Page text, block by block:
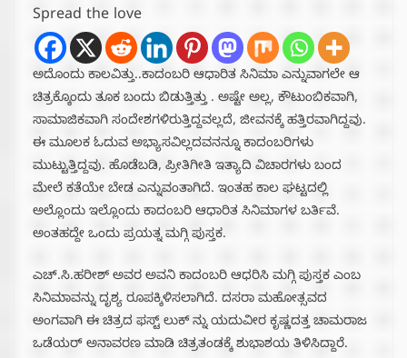
Spread the love
ಅದೊಂದು ಕಾಲವಿತ್ತು..ಕಾದಂಬರಿ ಆಧಾರಿತ ಸಿನಿಮಾ ಎನ್ನುವಾಗಲೇ ಆ
ಚಿತ್ರಕ್ಕೊಂದು ತೂಕ ಬಂದು ಬಿಡುತ್ತಿತ್ತು . ಅಷ್ಟೇ ಅಲ್ಲ, ಕೌಟುಂಬಿಕವಾಗಿ,
ಸಾಮಾಜಿಕವಾಗಿ ಸಂದೇಶಗಳಿರುತ್ತಿದ್ದವಲ್ಲದೆ, ಜೀವನಕ್ಕೆ ಹತ್ತಿರವಾಗಿದ್ದವು.
ಈ ಮೂಲಕ ಓದುವ ಅಭ್ಯಾಸವಿಲ್ಲದವನನ್ನೂ ಕಾದಂಬರಿಗಳು
ಮುಟ್ಟುತ್ತಿದ್ದವು. ಹೊಡೆಬಡಿ, ಪ್ರೀತಿಗೀತಿ ಇತ್ಯಾದಿ ವಿಚಾರಗಳು ಬಂದ
ಮೇಲೆ ಕತೆಯೇ ಬೇಡ ಎನ್ನುವಂತಾಗಿದೆ. ಇಂತಹ ಕಾಲ ಘಟ್ಟದಲ್ಲಿ
ಅಲ್ಲೊಂದು ಇಲ್ಲೊಂದು ಕಾದಂಬರಿ ಆಧಾರಿತ ಸಿನಿಮಾಗಳ ಬರ್ತಿವೆ.
ಅಂತಹದ್ದೇ ಒಂದು ಪ್ರಯತ್ನ ಮಗ್ಗಿ ಪುಸ್ತಕ.
ಎಚ್.ಸಿ.ಹರೀಶ್ ಅವರ ಅವನಿ ಕಾದಂಬರಿ ಆಧರಿಸಿ ಮಗ್ಗಿ ಪುಸ್ತಕ ಎಂಬ
ಸಿನಿಮಾವನ್ನು ದೃಶ್ಯ ರೂಪಕ್ಕಿಳಿಸಲಾಗಿದೆ. ದಸರಾ‌ ಮಹೋತ್ಸವದ
ಅಂಗವಾಗಿ ಈ ಚಿತ್ರದ ಫಸ್ಟ್ ಲುಕ್ ನ್ನು ಯದುವೀರ ಕೃಷ್ಣದತ್ತ ಚಾಮರಾಜ
ಒಡೆಯರ್ ಅನಾವರಣ ಮಾಡಿ ಚಿತ್ರತಂಡಕ್ಕೆ ಶುಭಾಶಯ ತಿಳಿಸಿದ್ದಾರೆ.